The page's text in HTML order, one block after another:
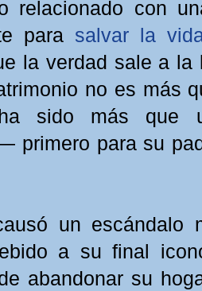
relacionado con
para salvar la
la verdad sale a la
no es más
sido más que
primero para su
un escándalo
a su final
abandonar su